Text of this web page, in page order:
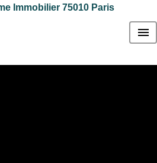
Immobilier 75010 Paris